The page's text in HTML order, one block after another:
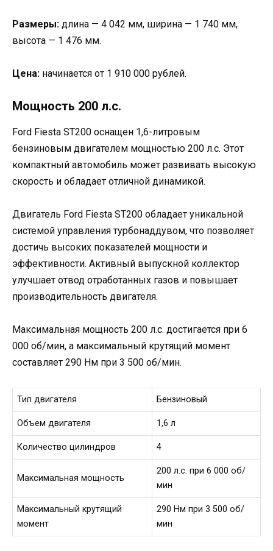
Размеры: длина — 4 042 мм, ширина — 1 740 мм,
высота — 1 476 мм.
Цена: начинается от 1 910 000 рублей.
Мощность 200 л.с.
Ford Fiesta ST200 оснащен 1,6-литровым
бензиновым двигателем мощностью 200 л.с. Этот
компактный автомобиль может развивать высокую
скорость и обладает отличной динамикой.
Двигатель Ford Fiesta ST200 обладает уникальной
системой управления турбонаддувом, что позволяет
достичь высоких показателей мощности и
эффективности. Активный выпускной коллектор
улучшает отвод отработанных газов и повышает
производительность двигателя.
Максимальная мощность 200 л.с. достигается при 6
000 об/мин, а максимальный крутящий момент
составляет 290 Нм при 3 500 об/мин.
Тип двигателя Бензиновый
Объем двигателя 1,6 л
Количество цилиндров 4
Максимальная мощность
200 л.с. при 6 000 об/
мин
Максимальный крутящий
момент
290 Нм при 3 500 об/
мин